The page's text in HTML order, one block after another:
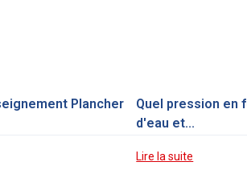
Plancher
Quel pression en
d'eau et...
Lire la suite